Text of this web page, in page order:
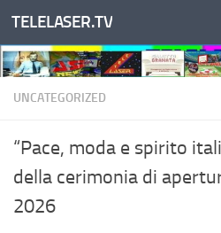
Salta al contenuto
TELELASER.TV
UNCATEGORIZED
“Pace, moda e spirito
della cerimonia di
2026